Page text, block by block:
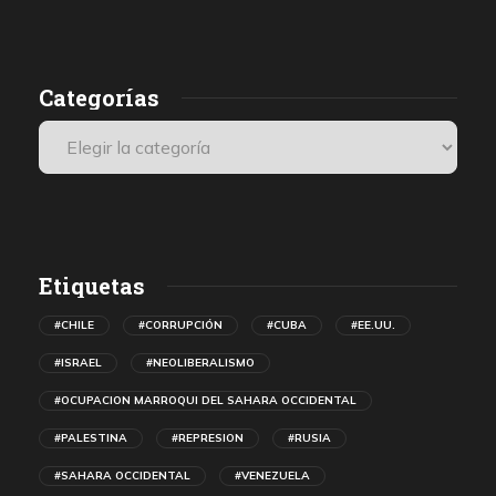
Categorías
Etiquetas
#CHILE #CORRUPCIÓN #CUBA #EE.UU.
#ISRAEL #NEOLIBERALISMO
#OCUPACION MARROQUI DEL SAHARA OCCIDENTAL
#PALESTINA #REPRESION #RUSIA
#SAHARA OCCIDENTAL #VENEZUELA